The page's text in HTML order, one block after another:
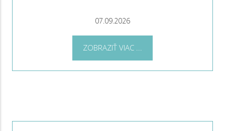
07.09.2026
ZOBRAZIŤ VIAC ...